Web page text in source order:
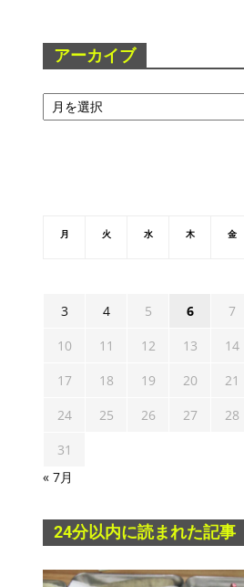
アーカイブ
ア
ー
月 火 水 木 金
3
4 5 6 7
10
11 12 13 14
17
18 19 20 21
24
25 26 27 28
31
« 7月
24分以内に読まれた記事